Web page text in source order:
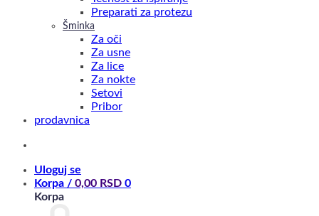
Preparati za protezu
Šminka
Za oči
Za usne
Za lice
Za nokte
Setovi
Pribor
prodavnica
Uloguj se
Korpa / 0,00 RSD 0
Korpa